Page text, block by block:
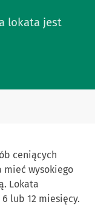
lokata jest
ceniących
mieć wysokiego
Lokata
lub 12 miesięcy.